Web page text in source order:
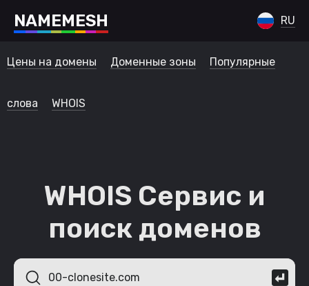
NAMEMESH RU
Цены на домены Доменные зоны Популярные
слова WHOIS
WHOIS Сервис и
поиск доменов